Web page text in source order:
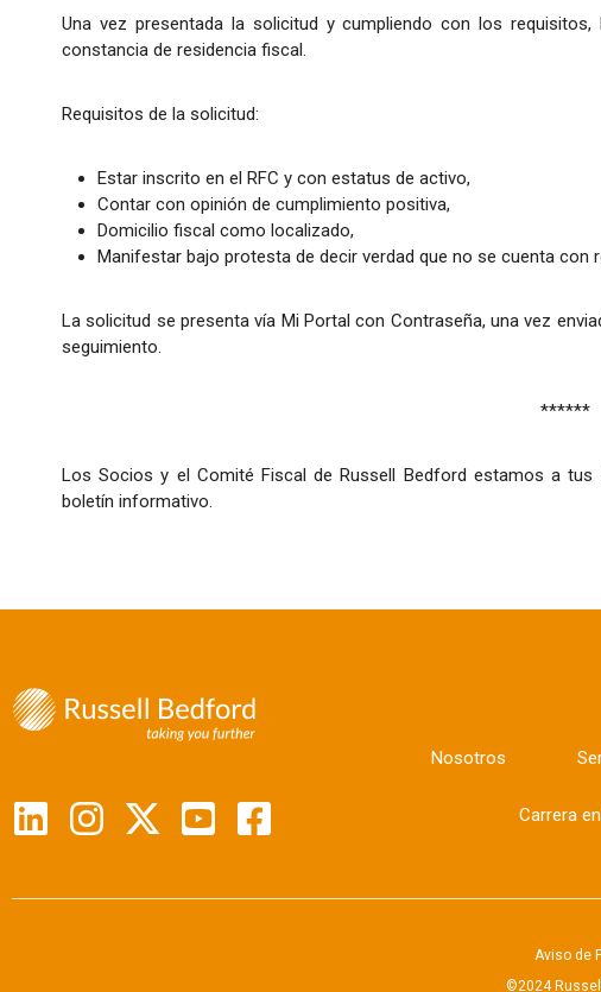
Una vez presentada la solicitud y cumpliendo con los
constancia de residencia fiscal.
Requisitos de la solicitud:
Estar inscrito en el RFC y con estatus de activo,
Contar con opinión de cumplimiento positiva,
Domicilio fiscal como localizado,
Manifestar bajo protesta de decir verdad que no se cuenta
La solicitud se presenta vía Mi Portal con Contraseña, una vez
seguimiento.
******
Los Socios y el Comité Fiscal de Russell Bedford estamos a
boletín informativo.
Nosotros
Carrera
Aviso de
©2024